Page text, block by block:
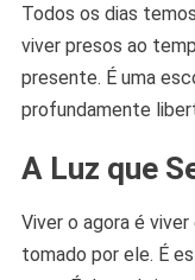
Todos os dias
viver presos ao
presente. É uma
profundamente
A Luz que
Viver o agora é
tomado por ele. É